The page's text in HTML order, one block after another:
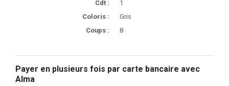
Cdt :
1
Coloris :
Gris
Coups :
8
Payer en plusieurs fois par carte bancaire avec
Alma